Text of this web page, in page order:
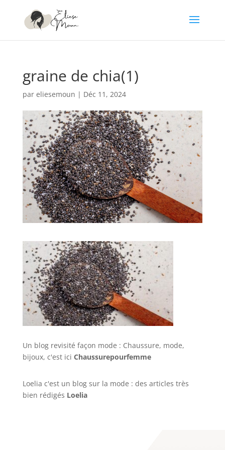
graine de chia(1)
par eliesemoun | Déc 11, 2024
Un blog revisité façon mode : Chaussure, mode,
bijoux, c'est ici Chaussurepourfemme
Loelia c'est un blog sur la mode : des articles très
bien rédigés Loelia